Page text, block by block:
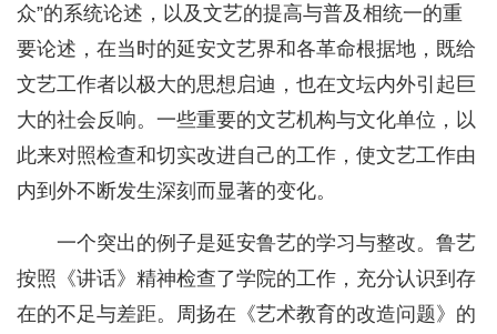
众”的系统论述，以及文艺的提高与普及相统一的重
要论述，在当时的延安文艺界和各革命根据地，既给
文艺工作者以极大的思想启迪，也在文坛内外引起巨
大的社会反响。一些重要的文艺机构与文化单位，以
此来对照检查和切实改进自己的工作，使文艺工作由
内到外不断发生深刻而显著的变化。
一个突出的例子是延安鲁艺的学习与整改。鲁艺
按照《讲话》精神检查了学院的工作，充分认识到存
在的不足与差距。周扬在《艺术教育的改造问题》的